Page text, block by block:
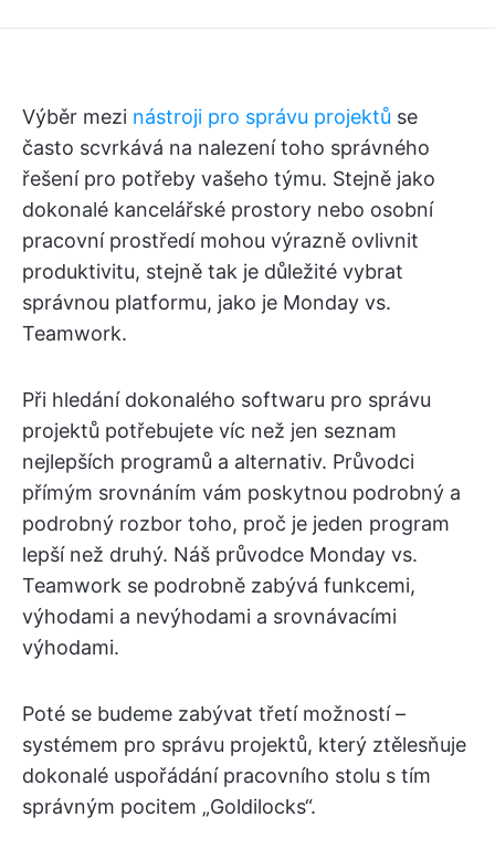
Výběr mezi nástroji pro správu projektů se
často scvrkává na nalezení toho správného
řešení pro potřeby vašeho týmu. Stejně jako
dokonalé kancelářské prostory nebo osobní
pracovní prostředí mohou výrazně ovlivnit
produktivitu, stejně tak je důležité vybrat
správnou platformu, jako je Monday vs.
Teamwork.
Při hledání dokonalého softwaru pro správu
projektů potřebujete víc než jen seznam
nejlepších programů a alternativ. Průvodci
přímým srovnáním vám poskytnou podrobný a
podrobný rozbor toho, proč je jeden program
lepší než druhý. Náš průvodce Monday vs.
Teamwork se podrobně zabývá funkcemi,
výhodami a nevýhodami a srovnávacími
výhodami.
Poté se budeme zabývat třetí možností –
systémem pro správu projektů, který ztělesňuje
dokonalé uspořádání pracovního stolu s tím
správným pocitem „Goldilocks“.